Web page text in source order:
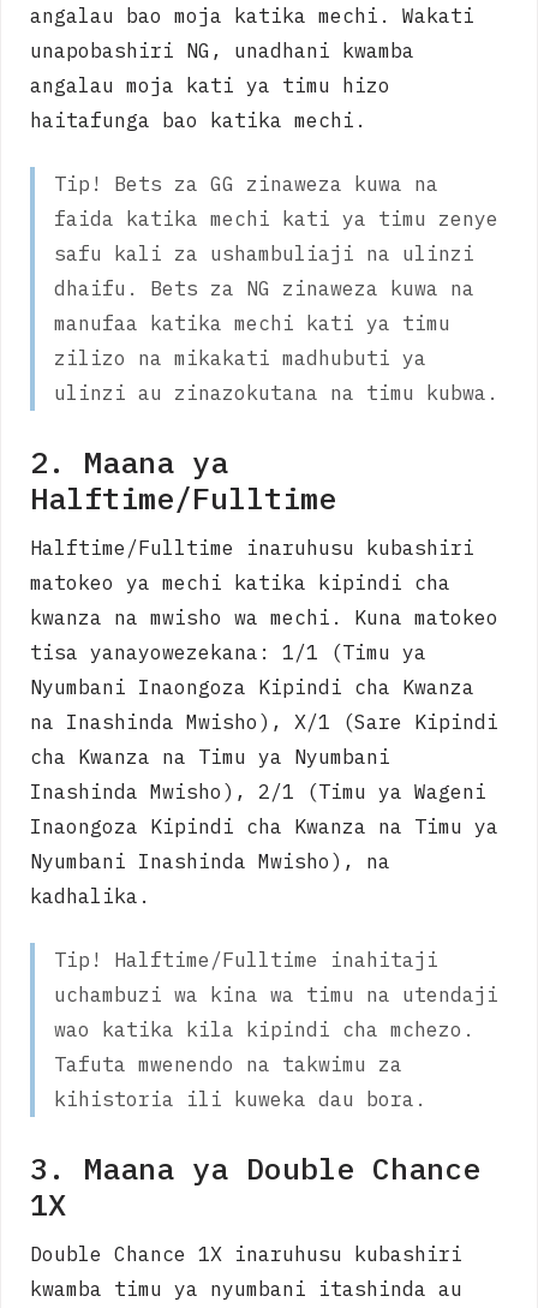
angalau bao moja katika mechi. Wakati
unapobashiri NG, unadhani kwamba
angalau moja kati ya timu hizo
haitafunga bao katika mechi.
Tip! Bets za GG zinaweza kuwa na
faida katika mechi kati ya timu zenye
safu kali za ushambuliaji na ulinzi
dhaifu. Bets za NG zinaweza kuwa na
manufaa katika mechi kati ya timu
zilizo na mikakati madhubuti ya
ulinzi au zinazokutana na timu kubwa.
2. Maana ya
Halftime/Fulltime
Halftime/Fulltime inaruhusu kubashiri
matokeo ya mechi katika kipindi cha
kwanza na mwisho wa mechi. Kuna matokeo
tisa yanayowezekana: 1/1 (Timu ya
Nyumbani Inaongoza Kipindi cha Kwanza
na Inashinda Mwisho), X/1 (Sare Kipindi
cha Kwanza na Timu ya Nyumbani
Inashinda Mwisho), 2/1 (Timu ya Wageni
Inaongoza Kipindi cha Kwanza na Timu ya
Nyumbani Inashinda Mwisho), na
kadhalika.
Tip! Halftime/Fulltime inahitaji
uchambuzi wa kina wa timu na utendaji
wao katika kila kipindi cha mchezo.
Tafuta mwenendo na takwimu za
kihistoria ili kuweka dau bora.
3. Maana ya Double Chance
1X
Double Chance 1X inaruhusu kubashiri
kwamba timu ya nyumbani itashinda au